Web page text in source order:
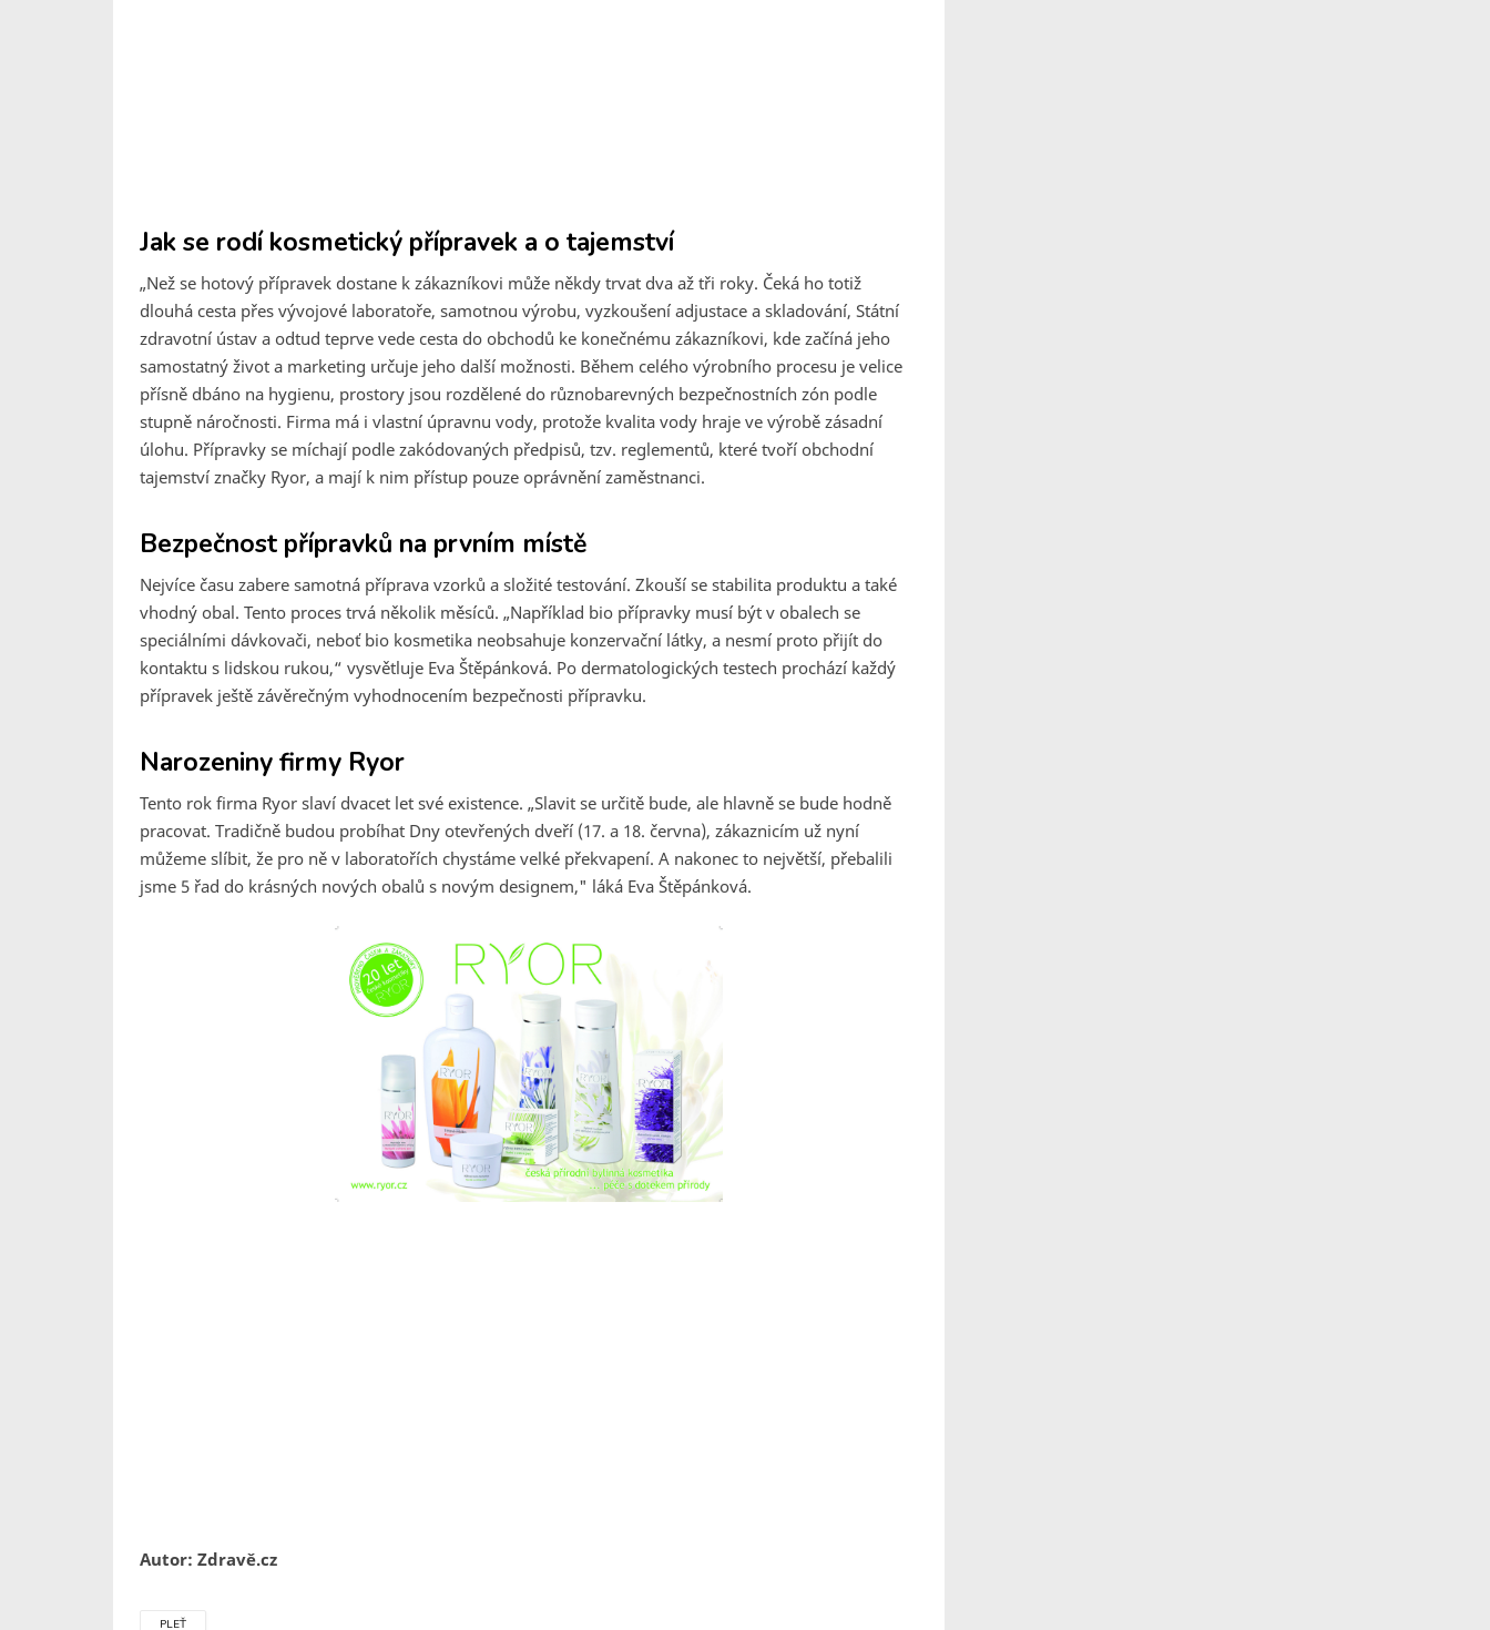
Jak se rodí kosmetický přípravek a o tajemství
„Než se hotový přípravek dostane k zákazníkovi může někdy trvat dva až tři roky. Čeká ho totiž
dlouhá cesta přes vývojové laboratoře, samotnou výrobu, vyzkoušení adjustace a skladování, Státní
zdravotní ústav a odtud teprve vede cesta do obchodů ke konečnému zákazníkovi, kde začíná jeho
samostatný život a marketing určuje jeho další možnosti. Během celého výrobního procesu je velice
přísně dbáno na hygienu, prostory jsou rozdělené do různobarevných bezpečnostních zón podle
stupně náročnosti. Firma má i vlastní úpravnu vody, protože kvalita vody hraje ve výrobě zásadní
úlohu. Přípravky se míchají podle zakódovaných předpisů, tzv. reglementů, které tvoří obchodní
tajemství značky Ryor, a mají k nim přístup pouze oprávnění zaměstnanci.
Bezpečnost přípravků na prvním místě
Nejvíce času zabere samotná příprava vzorků a složité testování. Zkouší se stabilita produktu a také
vhodný obal. Tento proces trvá několik měsíců. „Například bio přípravky musí být v obalech se
speciálními dávkovači, neboť bio kosmetika neobsahuje konzervační látky, a nesmí proto přijít do
kontaktu s lidskou rukou,“ vysvětluje Eva Štěpánková. Po dermatologických testech prochází každý
přípravek ještě závěrečným vyhodnocením bezpečnosti přípravku.
Narozeniny firmy Ryor
Tento rok firma Ryor slaví dvacet let své existence. „Slavit se určitě bude, ale hlavně se bude hodně
pracovat. Tradičně budou probíhat Dny otevřených dveří (17. a 18. června), zákaznicím už nyní
můžeme slíbit, že pro ně v laboratořích chystáme velké překvapení. A nakonec to největší, přebalili
jsme 5 řad do krásných nových obalů s novým designem," láká Eva Štěpánková.
Autor: Zdravě.cz
PLEŤ